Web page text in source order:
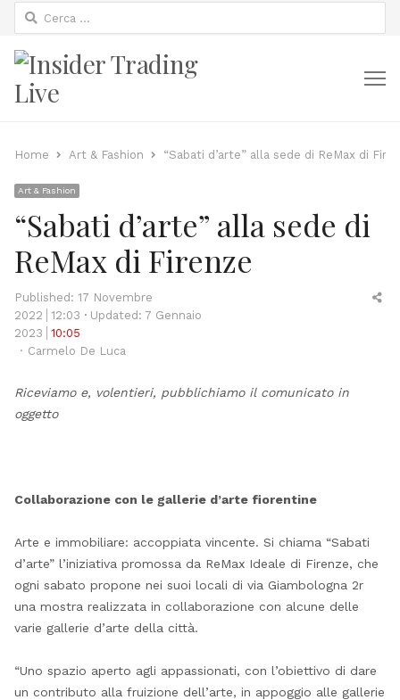
Ricerca
per:
Home Art & Fashion “Sabati d’arte” alla sede di ReMax di
Art & Fashion
“Sabati d’arte” alla sede di
ReMax di Firenze
Published: 17 Novembre
2022
12:03
Updated: 7 Gennaio
2023
10:05
Author
Carmelo De Luca
Riceviamo e, volentieri, pubblichiamo il comunicato in
oggetto
Collaborazione con le gallerie d’arte fiorentine
Arte e immobiliare: accoppiata vincente. Si chiama “Sabati
d’arte” l’iniziativa promossa da ReMax Ideale di Firenze, che
ogni sabato propone nei suoi locali di via Giambologna 2r
una mostra realizzata in collaborazione con alcune delle
varie gallerie d’arte della città.
“Uno spazio aperto agli appassionati, con l’obiettivo di dare
un contributo alla fruizione dell’arte, in appoggio alle gallerie